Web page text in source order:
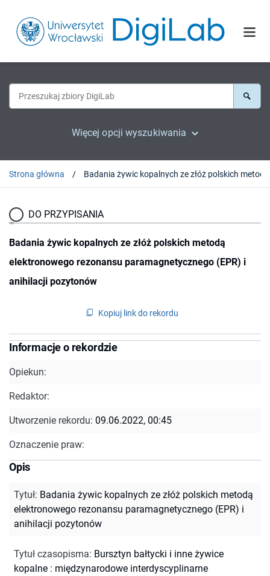
Więcej opcji wyszukiwania
Strona główna
DO PRZYPISANIA
Badania żywic kopalnych ze złóż polskich metodą
elektronowego rezonansu paramagnetycznego (EPR) i
anihilacji pozytonów
Kopiuj link do rekordu
Informacje o rekordzie
Opiekun:
Redaktor:
Utworzenie rekordu: 09.06.2022, 00:45
Oznaczenie praw:
Opis
Tytuł: Badania żywic kopalnych ze złóż polskich metodą
elektronowego rezonansu paramagnetycznego (EPR) i
anihilacji pozytonów
Tytuł czasopisma: Bursztyn bałtycki i inne żywice
kopalne : międzynarodowe interdyscyplinarne